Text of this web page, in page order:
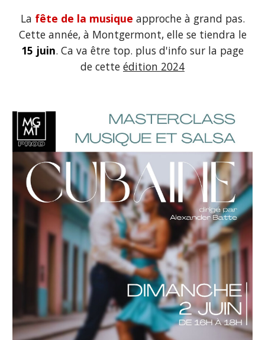
La fête de la musique approche à grand pas.
Cette année, à Montgermont, elle se tiendra le
15 juin. Ca va être top. plus d'info sur la page
de cette édition 2024